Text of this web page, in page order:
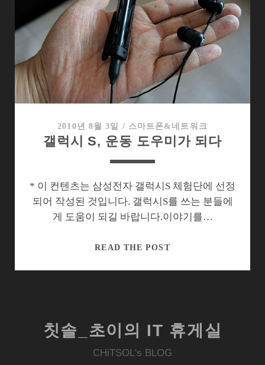
외
운
동
보
조
장
치,
스
페
X10
미
니
2010년 8월 3일 / 스마트폰&네트워크
갤럭시 S, 운동 도우미가 되다
* 이 컨텐츠는 삼성전자 갤럭시S 체험단에 선정
되어 작성된 것입니다. 갤럭시S를 쓰는 분들에
게 도움이 되길 바랍니다.이야기를…
READ THE POST갤
도
우
칫솔_초이의 IT 휴게실
CHiTSOL's BLOG